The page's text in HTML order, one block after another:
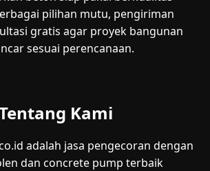
pilihan mutu, pengiriman
gratis agar proyek bangunan
sesuai perencanaan.
Kami
adalah jasa pengecoran dengan
dan concrete pump terbaik